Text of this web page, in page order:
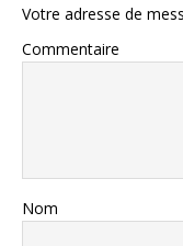
Votre adresse de
Commentaire
Nom